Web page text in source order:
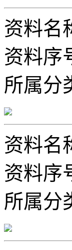
资料名
资料序
所属分
资料名
资料序
所属分